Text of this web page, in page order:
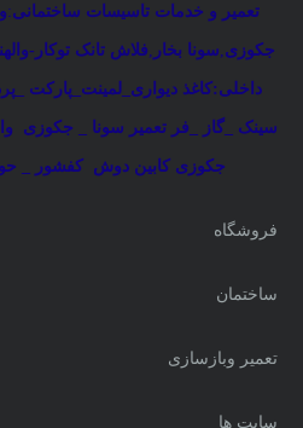
تعمیر و خدمات تاسیسات ساختمانی:
جکوزی سونا بخار فلاش تانک توکار-
داخلی:کاغذ دیواری_لمینت_پارکت
سینک _گاز _فر تعمیر سونا _ جکوزی
جکوزی کابین دوش کفشور _
فروشگاه
ساختمان
تعمیر وبازسازی
سایت ها